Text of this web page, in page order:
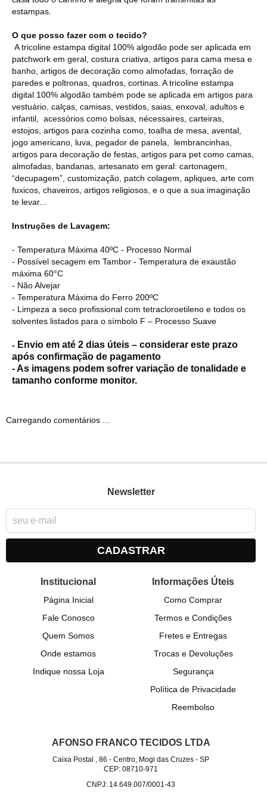
estampas.
O que posso fazer com o tecido?
A tricoline estampa digital 100% algodão pode ser aplicada em
patchwork em geral, costura criativa, artigos para cama mesa e
banho, artigos de decoração como almofadas, forração de
paredes e poltronas, quadros, cortinas. A tricoline estampa
digital 100% algodão também pode se aplicada em artigos para
vestuário, calças, camisas, vestidos, saias, enxoval, adultos e
infantil, acessórios como bolsas, nécessaires, carteiras,
estojos, artigos para cozinha como, toalha de mesa, avental,
jogo americano, luva, pegador de panela, lembrancinhas,
artigos para decoração de festas, artigos para pet como camas,
almofadas, bandanas, artesanato em geral: cartonagem,
“decupagem”, customização, patch colagem, apliques, arte com
fuxicos, chaveiros, artigos religiosos, e o que a sua imaginação
te levar...
Instruções de Lavagem:
- Temperatura Máxima 40ºC - Processo Normal
- Possível secagem em Tambor - Temperatura de exaustão
máxima 60°C
- Não Alvejar
- Temperatura Máxima do Ferro 200ºC
- Limpeza a seco profissional com tetracloroetileno e todos os
solventes listados para o símbolo F – Processo Suave
- Envio em até 2 dias úteis – considerar este prazo
após confirmação de pagamento
- As imagens podem sofrer variação de tonalidade e
tamanho conforme monitor.
Carregando comentários ...
Newsletter
CADASTRAR
Institucional
Página Inicial
Fale Conosco
Quem Somos
Onde estamos
Indique nossa Loja
Informações Úteis
Como Comprar
Termos e Condições
Fretes e Entregas
Trocas e Devoluções
Segurança
Política de Privacidade
Reembolso
AFONSO FRANCO TECIDOS LTDA
Caixa Postal , 86 -Centro, Mogi das Cruzes -SP
CEP: 08710-971
CNPJ: 14.649.007/0001-43